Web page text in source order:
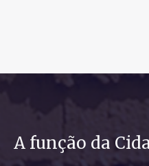
A função da